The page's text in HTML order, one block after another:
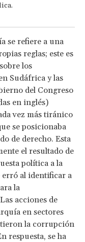
se refiere a una
reglas; este es
los
Sudáfrica y las
del Congreso
en inglés)
vez más tiránico
se posicionaba
de derecho. Esta
el resultado de
política a la
erró al identificar a
la
acciones de
en sectores
la corrupción
respuesta, se ha